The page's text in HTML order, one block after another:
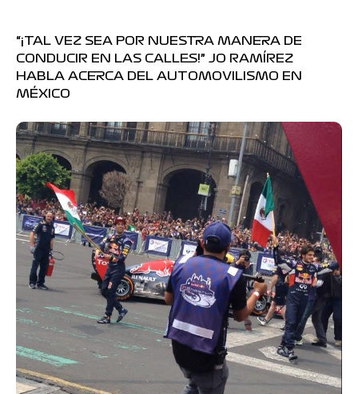
“¡TAL VEZ SEA POR NUESTRA MANERA DE
CONDUCIR EN LAS CALLES!” JO RAMÍREZ
HABLA ACERCA DEL AUTOMOVILISMO EN
MÉXICO